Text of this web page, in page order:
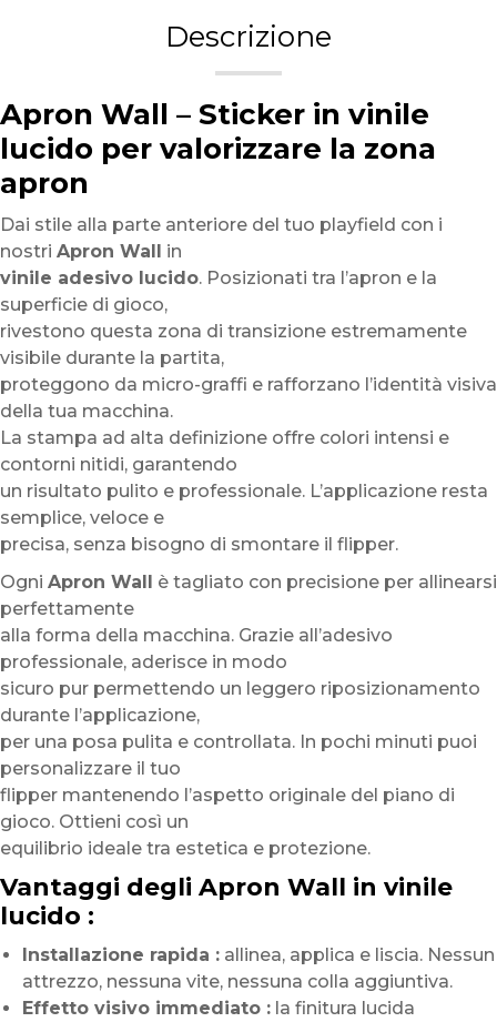
Descrizione
Apron Wall – Sticker in vinile
lucido per valorizzare la zona
apron
Dai stile alla parte anteriore del tuo playfield con i
nostri Apron Wall in
vinile adesivo lucido. Posizionati tra l’apron e la
superficie di gioco,
rivestono questa zona di transizione estremamente
visibile durante la partita,
proteggono da micro-graffi e rafforzano l’identità visiva
della tua macchina.
La stampa ad alta definizione offre colori intensi e
contorni nitidi, garantendo
un risultato pulito e professionale. L’applicazione resta
semplice, veloce e
precisa, senza bisogno di smontare il flipper.
Ogni Apron Wall è tagliato con precisione per allinearsi
perfettamente
alla forma della macchina. Grazie all’adesivo
professionale, aderisce in modo
sicuro pur permettendo un leggero riposizionamento
durante l’applicazione,
per una posa pulita e controllata. In pochi minuti puoi
personalizzare il tuo
flipper mantenendo l’aspetto originale del piano di
gioco. Ottieni così un
equilibrio ideale tra estetica e protezione.
Vantaggi degli Apron Wall in vinile
lucido :
Installazione rapida : allinea, applica e liscia. Nessun
attrezzo, nessuna vite, nessuna colla aggiuntiva.
Effetto visivo immediato : la finitura lucida